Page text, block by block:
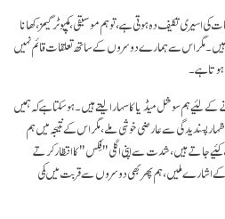
تکلیف دہ ہوتی ہے، تو ہم موسیقی، کمپیوٹر گیمز، کھانا
ہیں۔ مگر اس سے ہمارے دوسروں کے ساتھ تعلقات قائم نہیں
ہوتا ہے۔
ہم سوشل میڈیا کا سہارا لیتے ہیں۔ ہو سکتا ہے کہ ہمیں
پسندیدگی سے عارضی خوشی ملے، مگر اس کے نتیجہ میں ہم
کئیے جاتے ہیں، شدت سے اپنی اگلی "فِکس" کا انتظار کرتے
اشارے ملیں، ہم پھر بھی دوسروں سے قربت میں کمی